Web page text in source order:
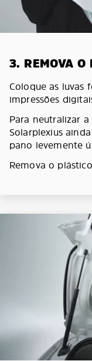
3. REMOVA O
Coloque as luvas
impressões
Para neutralizar
Solarplexius
pano levemente
Remova o